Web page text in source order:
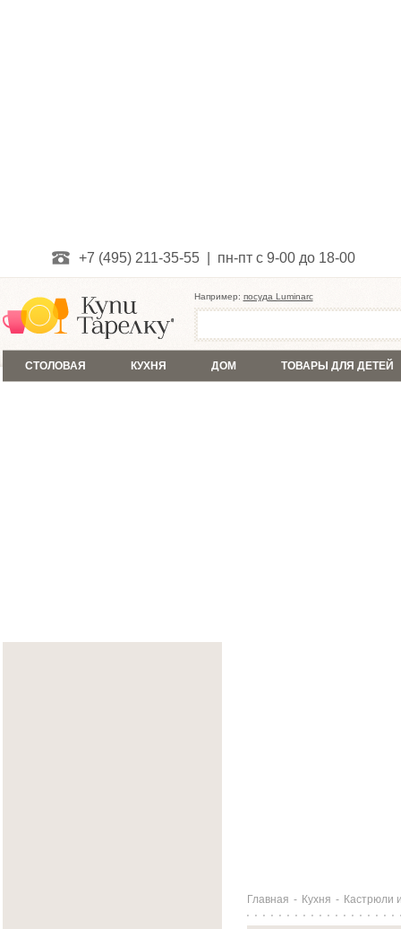
+7 (495) 211-35-55 | пн-пт с 9-00 до 18-00
Например: посуда Luminarc
СТОЛОВАЯ КУХНЯ ДОМ ТОВАРЫ ДЛЯ ДЕТЕЙ
Главная - Кухня - Кастрюли